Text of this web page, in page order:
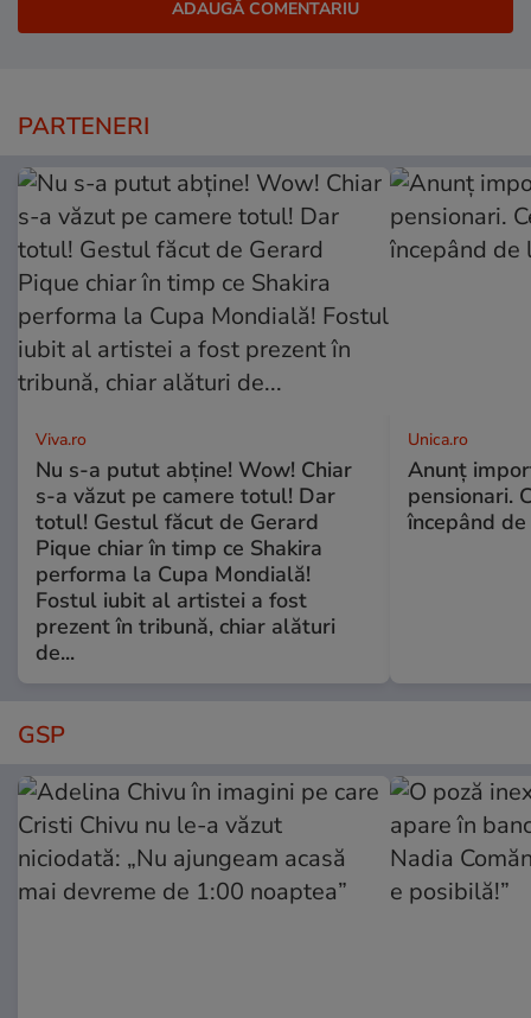
PARTENERI
Viva.ro
Nu s-a putut abține! Wow! Chiar
s-a văzut pe camere totul! Dar
totul! Gestul făcut de Gerard
Pique chiar în timp ce Shakira
performa la Cupa Mondială!
Fostul iubit al artistei a fost
prezent în tribună, chiar alături
de...
Unica.ro
Anunț
pensionari.
începând
GSP